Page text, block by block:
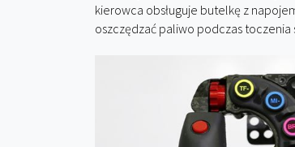
kierowca obsługuje butelkę z
oszczędzać paliwo podczas toczenia